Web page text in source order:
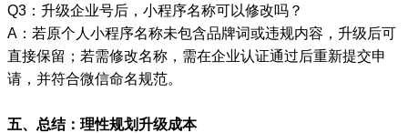
Q3：升级企业号后，小程序名称可以修改吗？
A：若原个人小程序名称未包含品牌词或违规内容，升级后可
直接保留；若需修改名称，需在企业认证通过后重新提交申
请，并符合微信命名规范。
五、总结：理性规划升级成本